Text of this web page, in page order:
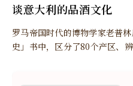
谈意大利的品酒文化
罗马帝国时代的博物学家老
史」书中，区分了80个产区、